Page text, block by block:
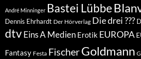
André Minninger Bastei Lübbe
Dennis Ehrhardt Der Hörverlag Die drei ???
dtvEins A Medien Erotik EUROPA
Fantasy Festa FischerGoldmann